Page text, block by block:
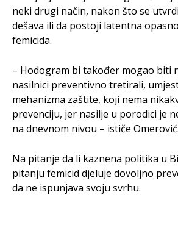
neki drugi način, nakon što se
dešava ili da postoji latentna
femicida.
– Hodogram bi također mogao biti
nasilnici preventivno tretirali,
mehanizma zaštite, koji nema
prevenciju, jer nasilje u porodici je
na dnevnom nivou – ističe Omerović.
Na pitanje da li kaznena politika u
pitanju femicid djeluje dovoljno
da ne ispunjava svoju svrhu.